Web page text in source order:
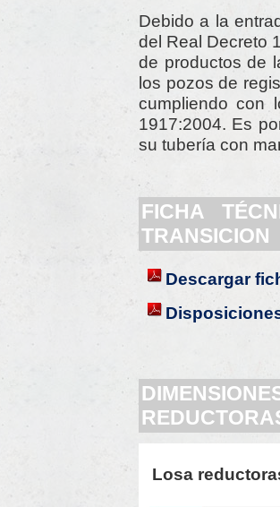
Debido a la
del Real Decreto
de productos de
los pozos de
cumpliendo con
1917:2004. Es
su tubería con
FICHA
TRANSICION
Descargar
Losa